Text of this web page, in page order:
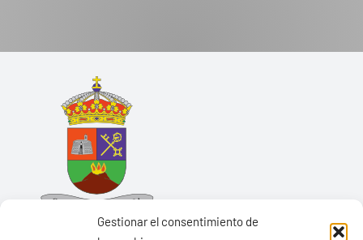
Gestionar el consentimiento de